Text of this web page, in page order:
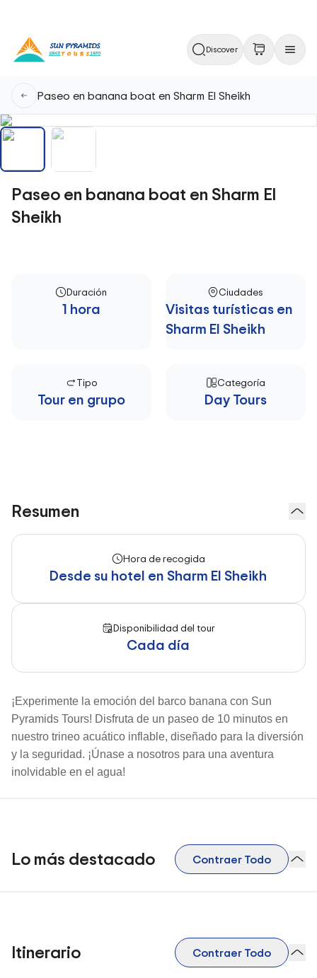
Discover
Paseo en banana boat en Sharm El Sheikh
Paseo en banana boat en Sharm El
Sheikh
Duración
1 hora
Ciudades
Visitas turísticas en
Sharm El Sheikh
Tipo
Tour en grupo
Categoría
Day Tours
Resumen
Hora de recogida
Desde su hotel en Sharm El Sheikh
Disponibilidad del tour
Cada día
¡Experimente la emoción del barco banana con Sun
Pyramids Tours! Disfruta de un paseo de 10 minutos en
nuestro trineo acuático inflable, diseñado para la diversión
y la seguridad. ¡Únase a nosotros para una aventura
inolvidable en el agua!
Lo más destacado Contraer Todo
Itinerario Contraer Todo